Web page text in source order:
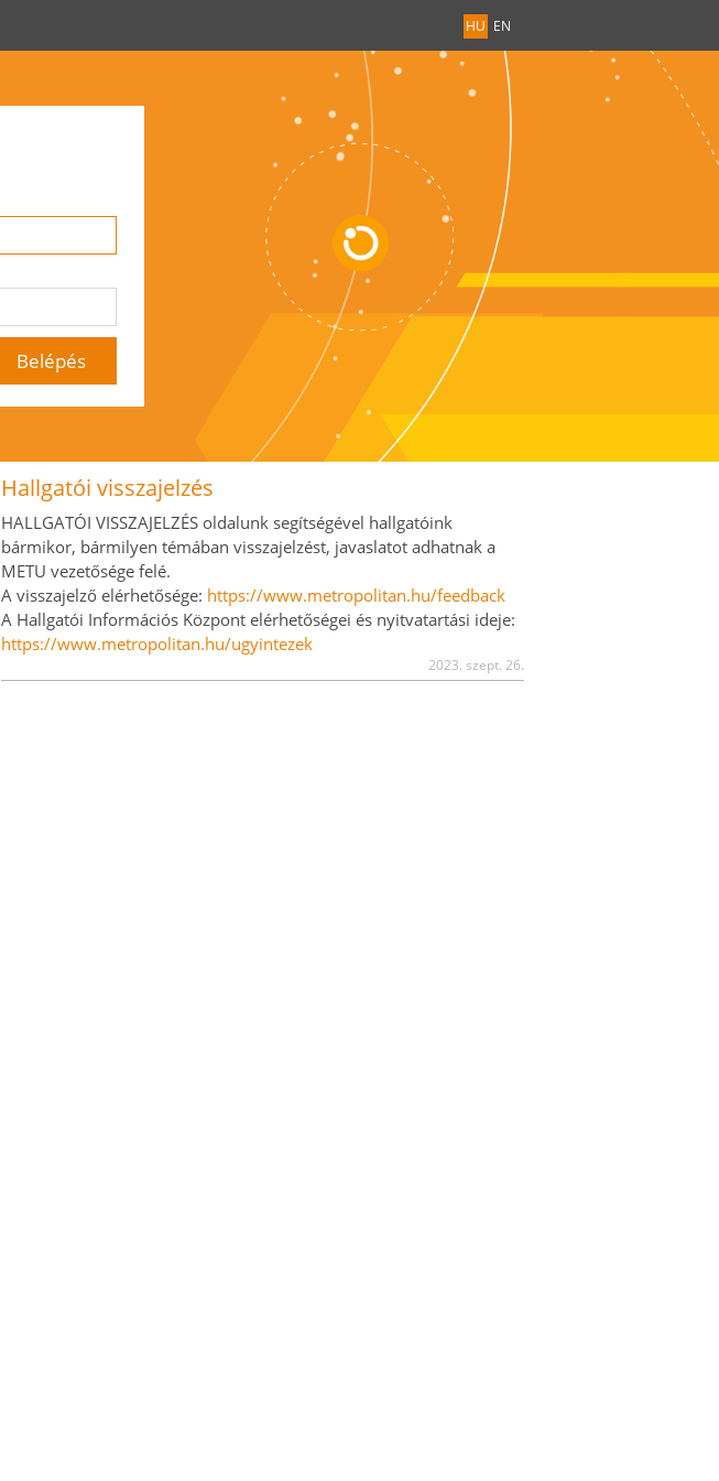
HU EN
Hallgatói visszajelzés
HALLGATÓI VISSZAJELZÉS oldalunk segítségével hallgatóink
bármikor, bármilyen témában visszajelzést, javaslatot adhatnak a
METU vezetősége felé.
A visszajelző elérhetősége: https://www.metropolitan.hu/feedback
A Hallgatói Információs Központ elérhetőségei és nyitvatartási ideje:
https://www.metropolitan.hu/ugyintezek
2023. szept. 26.